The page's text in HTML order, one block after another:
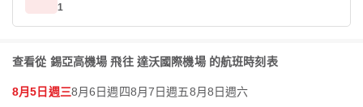
1
查看從 錫亞高機場 飛往 達沃國際機場 的航班時刻表
8月5日週三8月6日週四8月7日週五8月8日週六